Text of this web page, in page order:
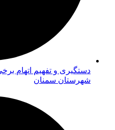
دستگیری و تفهیم اتهام
شهرستان سمنان